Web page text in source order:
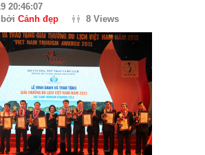
20:46:07
Cảnh đẹp 8 Views